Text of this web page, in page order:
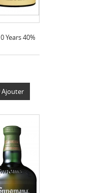
Years 40%
Ajouter